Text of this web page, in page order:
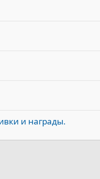
и награды.